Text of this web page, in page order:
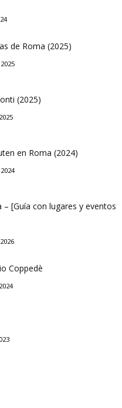
de Roma (2025)
(2025)
en Roma (2024)
– [Guía con lugares y eventos
Coppedè